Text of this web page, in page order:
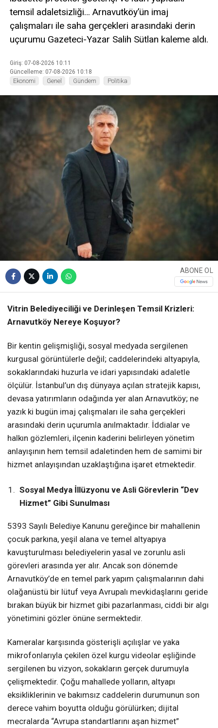
temsil adaletsizliği… Arnavutköy’ün imaj
çalışmaları ile saha gerçekleri arasındaki derin
uçurumu Gazeteci-Yazar Salih Sütlan kaleme aldı.
Giriş: 07-08-2026 10:11
Güncelleme: 07-08-2026 10:18
Ekonomi Genel Gündem Politika
ABONE OL
Vitrin Belediyeciliği ve Derinleşen Temsil Krizleri:
Arnavutköy Nereye Koşuyor?
Bir kentin gelişmişliği, sosyal medyada sergilenen
kurgusal görüntülerle değil; caddelerindeki altyapıyla,
sokaklarındaki huzurla ve idari yapısındaki adaletle
ölçülür. İstanbul’un dış dünyaya açılan stratejik kapısı,
devasa yatırımların odağında yer alan Arnavutköy; ne
yazık ki bugün imaj çalışmaları ile saha gerçekleri
arasındaki derin uçurumla anılmaktadır. İddialar ve
halkın gözlemleri, ilçenin kaderini belirleyen yönetim
anlayışının hem temsil adaletinden hem de samimi bir
hizmet anlayışından uzaklaştığına işaret etmektedir.
Sosyal Medya İllüzyonu ve Asli Görevlerin “Dev
Hizmet” Gibi Sunulması
5393 Sayılı Belediye Kanunu gereğince bir mahallenin
çocuk parkına, yeşil alana ve temel altyapıya
kavuşturulması belediyelerin yasal ve zorunlu asli
görevleri arasında yer alır. Ancak son dönemde
Arnavutköy’de en temel park yapım çalışmalarının dahi
olağanüstü bir lütuf veya Avrupalı mevkidaşlarını geride
bırakan büyük bir hizmet gibi pazarlanması, ciddi bir algı
yönetimini gözler önüne sermektedir.
Kameralar karşısında gösterişli açılışlar ve yaka
mikrofonlarıyla çekilen özel kurgu videolar eşliğinde
sergilenen bu vizyon, sokakların gerçek durumuyla
çelişmektedir. Çoğu mahallede yolların, altyapı
eksikliklerinin ve bakımsız caddelerin durumunun son
derece vahim boyutta olduğu görülürken; dijital
mecralarda “Avrupa standartlarını aşan hizmet”